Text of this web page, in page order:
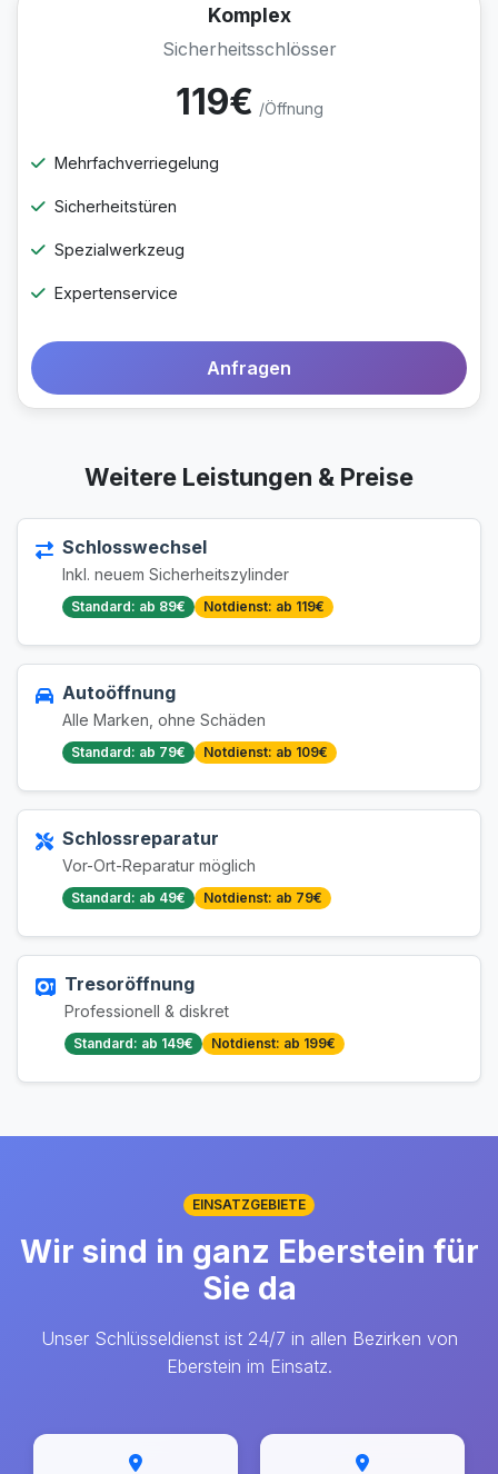
Komplex
Sicherheitsschlösser
119€ /Öffnung
Mehrfachverriegelung
Sicherheitstüren
Spezialwerkzeug
Expertenservice
Anfragen
Weitere Leistungen & Preise
Schlosswechsel
Inkl. neuem Sicherheitszylinder
Standard: ab 89€ Notdienst: ab 119€
Autoöffnung
Alle Marken, ohne Schäden
Standard: ab 79€ Notdienst: ab 109€
Schlossreparatur
Vor-Ort-Reparatur möglich
Standard: ab 49€ Notdienst: ab 79€
Tresoröffnung
Professionell & diskret
Standard: ab 149€ Notdienst: ab 199€
EINSATZGEBIETE
Wir sind in ganz Eberstein für
Sie da
Unser Schlüsseldienst ist 24/7 in allen Bezirken von
Eberstein im Einsatz.